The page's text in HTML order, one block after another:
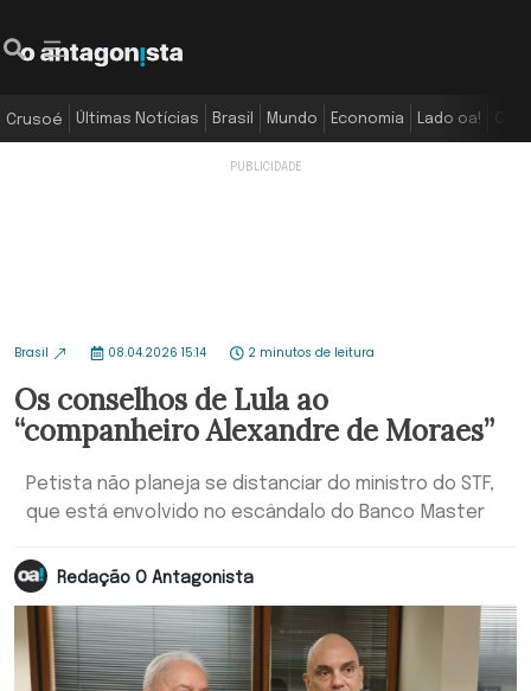
Crusoé Últimas Notícias Brasil Mundo Economia Lado oa!
Brasil 08.04.2026 15:14 2 minutos de leitura
Os conselhos de Lula ao
“companheiro Alexandre de Moraes”
Petista não planeja se distanciar do ministro do STF,
que está envolvido no escândalo do Banco Master
Redação O Antagonista